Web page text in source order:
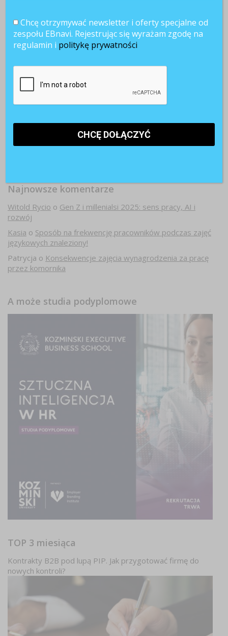
Najnowsze komentarze
Witold Rycio o Gen Z i millenialsi 2025: sens pracy, AI i
rozwój
Kasia o Sposób na frekwencję pracowników podczas zajęć
językowych znaleziony!
Patrycja o Konsekwencje zajęcia wynagrodzenia za pracę
przez komornika
A może studia podyplomowe
TOP 3 miesiąca
Kontrakty B2B pod lupą PIP. Jak przygotować firmę do
nowych kontroli?
Chcę otrzymywać newsletter i oferty specjalne od
zespołu EBnavi. Rejestrując się wyrażam zgodę na
regulamin i politykę prywatności